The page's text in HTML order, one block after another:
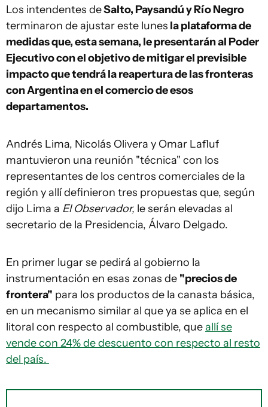
Los intendentes deSalto, Paysandú y Río Negro
terminaron de ajustar este lunes la plataforma de
medidas que, esta semana, le presentarán al Poder
Ejecutivo con el objetivo de mitigar el previsible
impacto que tendrá la reapertura de las fronteras
con Argentina en el comercio de esos
departamentos.
Andrés Lima, Nicolás Olivera y Omar Lafluf
mantuvieron una reunión "técnica" con los
representantes de los centros comerciales de la
región y allí definieron tres propuestas que, según
dijo Lima a El Observador, le serán elevadas al
secretario de la Presidencia, Álvaro Delgado.
En primer lugar se pedirá al gobierno la
instrumentación en esas zonas de "precios de
frontera" para los productos de la canasta básica,
en un mecanismo similar al que ya se aplica en el
litoral con respecto al combustible, queallí se
vende con 24% de descuento con respecto al resto
del país.